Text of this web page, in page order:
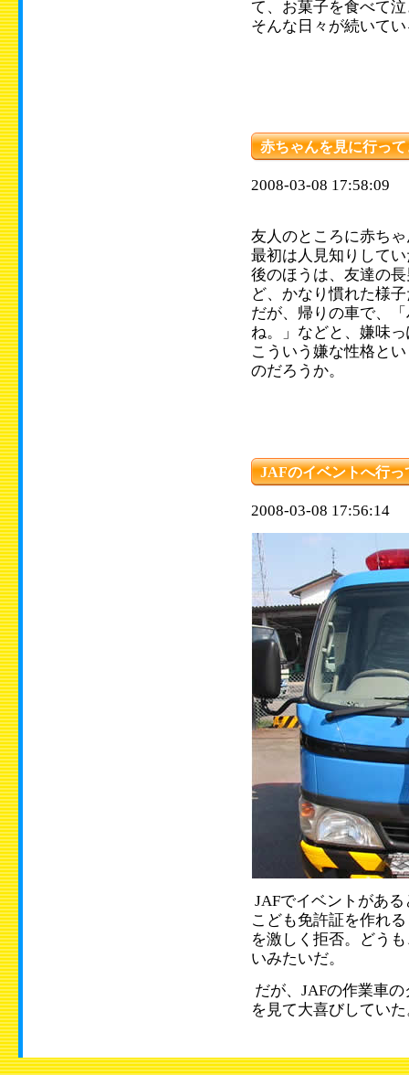
て、お菓子を食べて
そんな日々が続いて
赤ちゃんを見に行っ
2008-03-08 17:58:09
友人のところに赤ち
最初は人見知りして
後のほうは、友達の
ど、かなり慣れた様
だが、帰りの車で、
ね。」などと、嫌味
こういう嫌な性格と
のだろうか。
JAFのイベントへ行っ
2008-03-08 17:56:14
JAFでイベントがあ
こども免許証を作れ
を激しく拒否。どう
いみたいだ。
だが、JAFの作業車
を見て大喜びしてい